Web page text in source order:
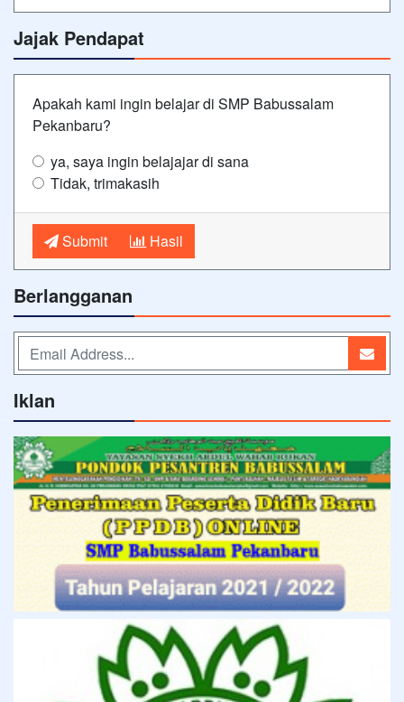
Jajak Pendapat
Apakah kami ingin belajar di SMP Babussalam
Pekanbaru?
ya, saya ingin belajajar di sana
Tidak, trimakasih
Submit Hasil
Berlangganan
Iklan